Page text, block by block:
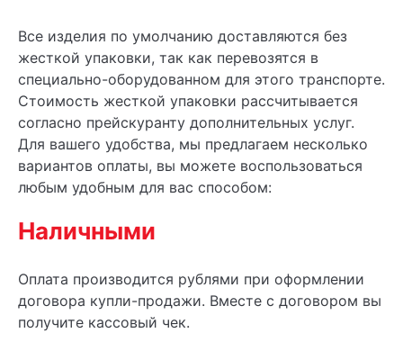
Все изделия по умолчанию доставляются без
жесткой упаковки, так как перевозятся в
специально-оборудованном для этого транспорте.
Стоимость жесткой упаковки рассчитывается
согласно прейскуранту дополнительных услуг.
Для вашего удобства, мы предлагаем несколько
вариантов оплаты, вы можете воспользоваться
любым удобным для вас способом:
Наличными
Оплата производится рублями при оформлении
договора купли-продажи. Вместе с договором вы
получите кассовый чек.